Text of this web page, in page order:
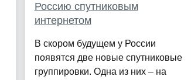
Россию спутниковым
интернетом
В скором будущем у России
появятся две новые спутниковые
группировки. Одна из них – на